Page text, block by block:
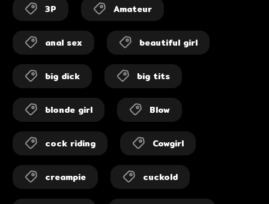
3P Amateur
anal sex beautiful girl
big dick big tits
blonde girl Blow
cock riding Cowgirl
creampie cuckold